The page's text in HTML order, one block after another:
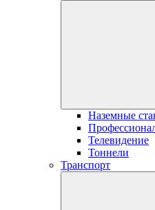
Наземные
Телевидение
Тоннели
Транспорт